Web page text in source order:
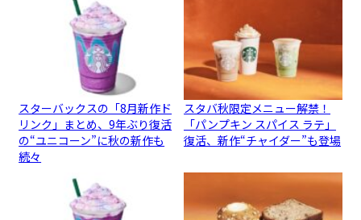
スターバックスの「8月新作ド
リンク」まとめ、9年ぶり復活
の“ユニコーン”に秋の新作も
続々
スタバ秋限定メニュー解禁！
「パンプキン スパイス ラテ」
復活、新作“チャイダー”も登場